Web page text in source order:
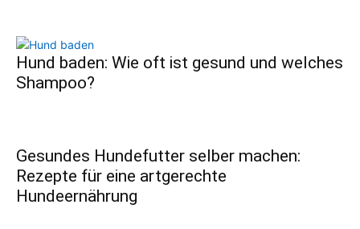
Hund baden: Wie oft ist gesund und welches
Shampoo?
Gesundes Hundefutter selber machen:
Rezepte für eine artgerechte
Hundeernährung